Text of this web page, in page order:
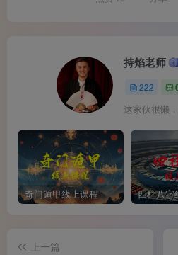
心力。茶汤在杯中微微荡漾，映
持焰老师
222
这家伙很懒
奇门遁甲线上课程 四柱八字
上一篇